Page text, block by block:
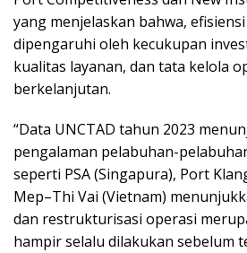
yang menjelaskan bahwa,
dipengaruhi oleh kecukupan
kualitas layanan, dan tata kelola
berkelanjutan.
“Data UNCTAD tahun 2023
pengalaman pelabuhan-
seperti PSA (Singapura), Port
Mep–Thi Vai (Vietnam)
dan restrukturisasi operasi
hampir selalu dilakukan sebelum